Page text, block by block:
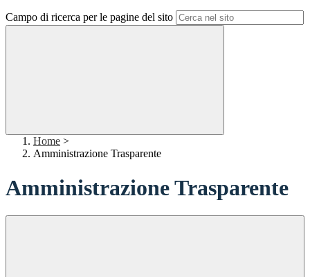
Campo di ricerca per le pagine del sito
Home >
Amministrazione Trasparente
Amministrazione Trasparente